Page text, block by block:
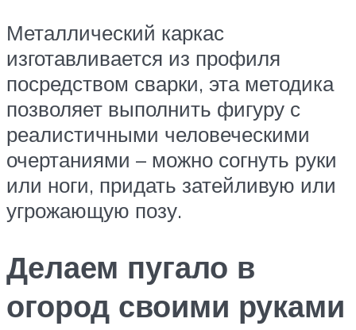
Металлический каркас
изготавливается из профиля
посредством сварки, эта методика
позволяет выполнить фигуру с
реалистичными человеческими
очертаниями – можно согнуть руки
или ноги, придать затейливую или
угрожающую позу.
Делаем пугало в
огород своими руками